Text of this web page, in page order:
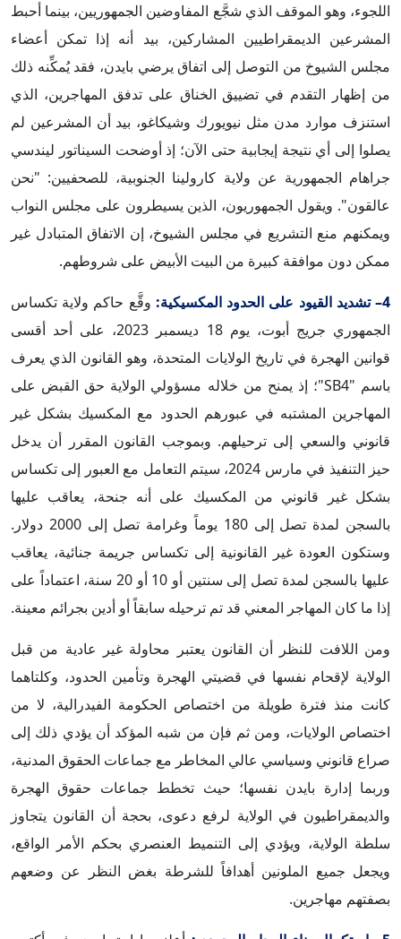
اللجوء، وهو الموقف الذي شجَّع المفاوضين الجمهوريين، بينما أحبط
المشرعين الديمقراطيين المشاركين، بيد أنه إذا تمكن أعضاء
مجلس الشيوخ من التوصل إلى اتفاق يرضي بايدن، فقد يُمكِّنه ذلك
من إظهار التقدم في تضييق الخناق على تدفق المهاجرين، الذي
استنزف موارد مدن مثل نيويورك وشيكاغو، بيد أن المشرعين لم
يصلوا إلى أي نتيجة إيجابية حتى الآن؛ إذ أوضحت السيناتور ليندسي
جراهام الجمهورية عن ولاية كارولينا الجنوبية، للصحفيين: "نحن
عالقون". ويقول الجمهوريون، الذين يسيطرون على مجلس النواب
ويمكنهم منع التشريع في مجلس الشيوخ، إن الاتفاق المتبادل غير
ممكن دون موافقة كبيرة من البيت الأبيض على شروطهم.
4– تشديد القيود على الحدود المكسيكية:
وقَّع حاكم ولاية تكساس
الجمهوري جريج أبوت، يوم 18 ديسمبر 2023، على أحد أقسى
قوانين الهجرة في تاريخ الولايات المتحدة، وهو القانون الذي يعرف
باسم "SB4"؛ إذ يمنح من خلاله مسؤولي الولاية حق القبض على
المهاجرين المشتبه في عبورهم الحدود مع المكسيك بشكل غير
قانوني والسعي إلى ترحيلهم. وبموجب القانون المقرر أن يدخل
حيز التنفيذ في مارس 2024، سيتم التعامل مع العبور إلى تكساس
بشكل غير قانوني من المكسيك على أنه جنحة، يعاقب عليها
بالسجن لمدة تصل إلى 180 يوماً وغرامة تصل إلى 2000 دولار.
وستكون العودة غير القانونية إلى تكساس جريمة جنائية، يعاقب
عليها بالسجن لمدة تصل إلى سنتين أو 10 أو 20 سنة، اعتماداً على
إذا ما كان المهاجر المعني قد تم ترحيله سابقاً أو أدين بجرائم معينة.
ومن اللافت للنظر أن القانون يعتبر محاولة غير عادية من قبل
الولاية لإقحام نفسها في قضيتي الهجرة وتأمين الحدود، وكلتاهما
كانت منذ فترة طويلة من اختصاص الحكومة الفيدرالية، لا من
اختصاص الولايات، ومن ثم فإن من شبه المؤكد أن يؤدي ذلك إلى
صراع قانوني وسياسي عالي المخاطر مع جماعات الحقوق المدنية،
وربما إدارة بايدن نفسها؛ حيث تخطط جماعات حقوق الهجرة
والديمقراطيون في الولاية لرفع دعوى، بحجة أن القانون يتجاوز
سلطة الولاية، ويؤدي إلى التنميط العنصري بحكم الأمر الواقع،
ويجعل جميع الملونين أهدافاً للشرطة بغض النظر عن وضعهم
بصفتهم مهاجرين.